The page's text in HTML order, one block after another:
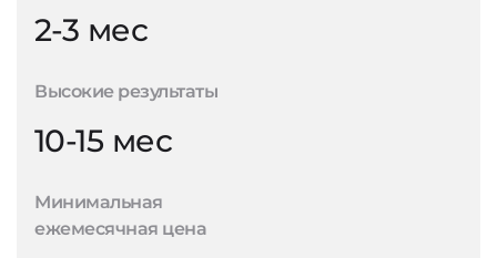
2-3 мес
Высокие результаты
10-15 мес
Минимальная
ежемесячная цена